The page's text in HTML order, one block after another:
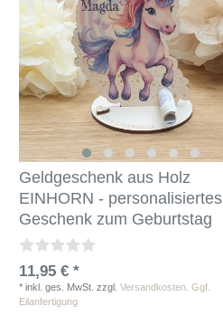
Geldgeschenk aus Holz
EINHORN - personalisiertes
Geschenk zum Geburtstag
11,95 € *
* inkl. ges. MwSt. zzgl. Versandkosten. Ggf.
Eilanfertigung